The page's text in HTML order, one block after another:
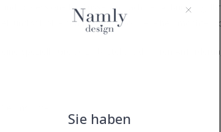
professionelles Aussehen nach der Anbringung.
und stilvoll einen frischen Look verleihen möchten,
spezielle Größe zu bestellen, die Ihren
uns bitte.
Sie haben